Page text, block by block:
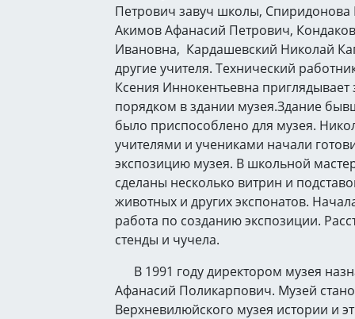
Петрович завуч школы, Спиридонова
Акимов Афанасий Петрович,
Ивановна, Кардашевский Николай
другие учителя. Технический
Ксения Иннокентьевна приглядывает
порядком в здании музея.Здание
было приспособлено для музея.
учителями и учениками начали
экспозицию музея. В школьной
сделаны несколько витрин и
животных и других экспонатов.
работа по созданию экспозиции.
стенды и чучела.
В 1991 году директором музея
Афанасий Поликарпович. Музей
Верхневилюйского музея истории и